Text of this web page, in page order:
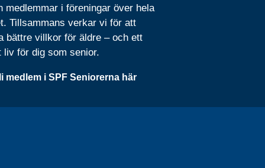
medlemmar i föreningar över hela
Tillsammans verkar vi för att
bättre villkor för äldre – och ett
liv för dig som senior.
medlem i SPF Seniorerna här